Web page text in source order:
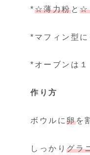
*☆薄力粉と☆
*マフィン型に
*オーブンは１
作り方
ボウルに卵を
しっかりグラ